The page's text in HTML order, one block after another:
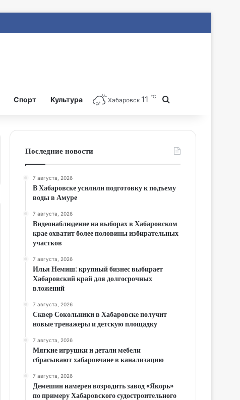
Спорт Культура Хабаровск 11 ℃
Последние новости
7 августа, 2026
В Хабаровске усилили подготовку к подъему
воды в Амуре
7 августа, 2026
Видеонаблюдение на выборах в Хабаровском
крае охватит более половины избирательных
участков
7 августа, 2026
Илья Немиш: крупный бизнес выбирает
Хабаровский край для долгосрочных
вложений
7 августа, 2026
Сквер Сокольники в Хабаровске получит
новые тренажеры и детскую площадку
7 августа, 2026
Мягкие игрушки и детали мебели
сбрасывают хабаровчане в канализацию
7 августа, 2026
Демешин намерен возродить завод «Якорь»
по примеру Хабаровского судостроительного